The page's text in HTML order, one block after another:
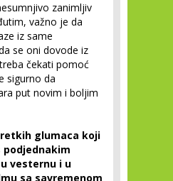
zanimljiv
važno je da
iz same
se oni dovode iz
čekati pomoć
sigurno da
put novim i boljim
glumaca koji
vesternu i u
sa savremenom